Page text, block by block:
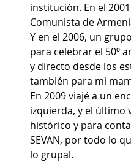
institución. En el
Comunista de
Y en el 2006, un
para celebrar el 50º
y directo desde los
también para mi
En 2009 viajé a un
izquierda, y el último
histórico y para
SEVAN, por todo lo
lo grupal.